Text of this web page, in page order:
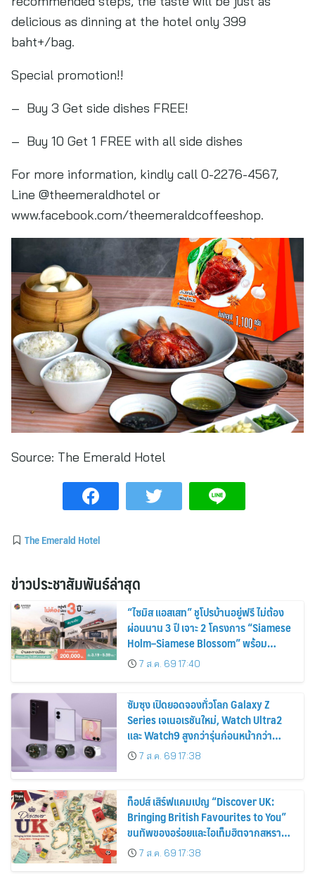
delicious as dinning at the hotel only 399
baht+/bag.
Special promotion!!
– Buy 3 Get side dishes FREE!
– Buy 10 Get 1 FREE with all side dishes
For more information, kindly call 0-2276-4567,
Line @theemeraldhotel or
www.facebook.com/theemeraldcoffeeshop.
Source: The Emerald Hotel
The Emerald Hotel
ข่าวประชาสัมพันธ์ล่าสุด
“ไซมิส แอสเสท” ชูโปรบ้านอยู่ฟรี ไม่ต้อง
ผ่อนนาน 3 ปี เจาะ 2 โครงการ “Siamese
Holm–Siamese Blossom” พร้อม
ส่วนลดและสิทธิพิเศษถึง 31 สิงหาคม
2569
7 ส.ค. 69 17:40
ซัมซุง เปิดยอดจองทั่วโลก Galaxy Z
Series เจเนอเรชันใหม่, Watch Ultra2
และ Watch9 สูงกว่ารุ่นก่อนหน้ากว่า
30%7 ส.ค. 69 17:38
ท็อปส์ เสิร์ฟแคมเปญ “Discover UK:
Bringing British Favourites to You”
ขนทัพของอร่อยและไอเท็มฮิตจากสหราช
อาณาจักร ส่งตรงถึงมือตั้งแต่วันนี้ – 18
สิงหาคมนี้
7 ส.ค. 69 17:38